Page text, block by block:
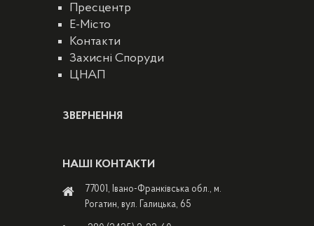
Пресцентр
E-Місто
Контакти
Захисні Споруди
ЦНАП
ЗВЕРНЕННЯ
НАШІ КОНТАКТИ
77001, Івано-Франківська обл., м.
Рогатин, вул. Галицька, 65